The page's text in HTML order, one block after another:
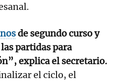
de segundo curso y
partidas para
explica el secretario.
el ciclo, el